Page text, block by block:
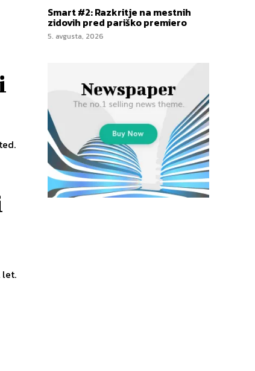
let.
Smart #2: Razkritje na mestnih
zidovih pred pariško premiero
5. avgusta, 2026